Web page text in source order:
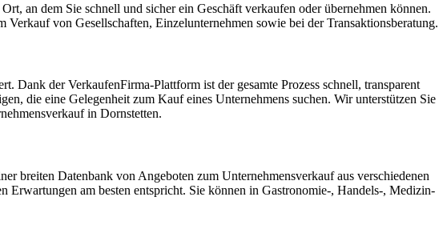
an dem Sie schnell und sicher ein Geschäft verkaufen oder übernehmen können.
von Gesellschaften, Einzelunternehmen sowie bei der Transaktionsberatung.
Dank der VerkaufenFirma-Plattform ist der gesamte Prozess schnell, transparent
die eine Gelegenheit zum Kauf eines Unternehmens suchen. Wir unterstützen Sie
in Dornstetten.
breiten Datenbank von Angeboten zum Unternehmensverkauf aus verschiedenen
am besten entspricht. Sie können in Gastronomie-, Handels-, Medizin-